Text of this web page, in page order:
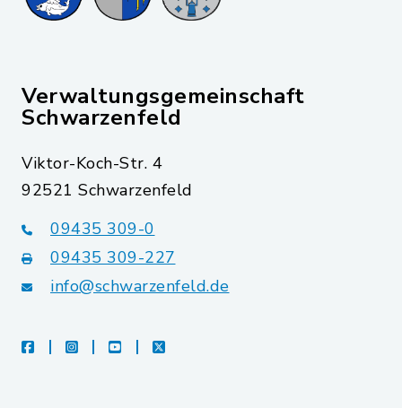
Verwaltungsgemeinschaft
Schwarzenfeld
Viktor-Koch-Str. 4
92521 Schwarzenfeld
09435 309-0
09435 309-227
info@schwarzenfeld.de
facebookinstagramyoutubeX